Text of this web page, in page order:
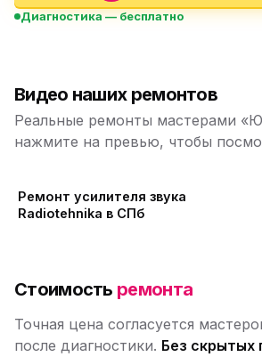
Диагностика — бесплатно
Видео наших ремонтов
Реальные ремонты мастерами
нажмите на превью, чтобы
Ремонт усилителя звука
Radiotehnika в СПб
Стоимость ремонта
Точная цена согласуется
после диагностики. Без скрытых